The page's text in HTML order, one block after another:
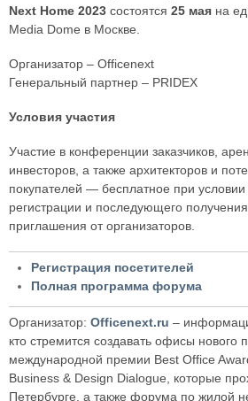
Next Home 2023 состоятся 25 мая на
Media Dome в Москве.
Организатор – Officenext
Генеральный партнер – PRIDEX
Условия участия
Участие в конференции заказчиков,
инвесторов, а также архитекторов и
покупателей — бесплатное при
регистрации и последующего
приглашения от организаторов.
Регистрация посетителей
Полная программа форума
Организатор: Officenext.ru –
кто стремится создавать офисы нового
международной премии Best Office
Business & Design Dialogue, которые
Петербурге, а также форума по жилой